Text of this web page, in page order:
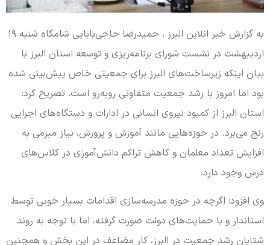
به گزارش خبر انلاین البرز ، حمیدرضا حاجی‌بابایی شامگاه شنبه ۱۹
اردیبهشت در نشست شورای برنامه‌ریزی و توسعه استان البرز با
بیان اینکه زیرساخت‌های البرز برای جمعیتی خاص پیش‌بینی شده
بود اما امروز با رشد جمعیت متفاوتی روبه‌رو است، تصریح کرد:
استان البرز از کمبود نیروی انسانی در ادارات و دستگاه‌های اجرایی
رنج می‌برد. در حوزه‌هایی مانند آموزش و پرورش، نیاز مبرمی به
افزایش تعداد معلمان و کاهش تراکم دانش‌آموزی در کلاس‌های
درس وجود دارد.
وی افزود: اگرچه در حوزه مدرسه‌سازی اقدامات بسیار خوبی توسط
استاندار و با حمایت‌های دولت صورت گرفته، اما با توجه به روند
شتابان رشد جمعیت در البرز، کار مضاعف در این بخش و همچنین